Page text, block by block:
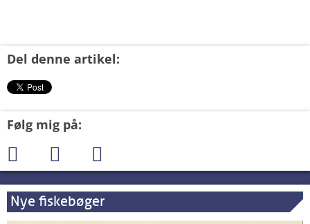
Del denne artikel:
Følg mig på:
Nye fiskebøger